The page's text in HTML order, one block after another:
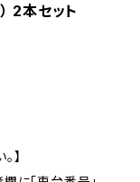
2本セット
】